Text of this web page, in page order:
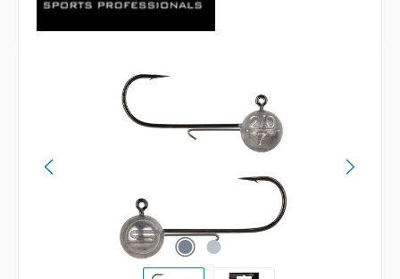
Bildergalerie überspringen